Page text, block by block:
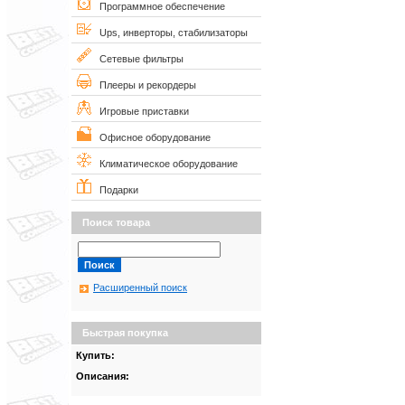
Программное обеспечение
Ups, инверторы, стабилизаторы
Сетевые фильтры
Плееры и рекордеры
Игровые приставки
Офисное оборудование
Климатическое оборудование
Подарки
Поиск товара
Расширенный поиск
Быстрая покупка
Купить:
Описания: